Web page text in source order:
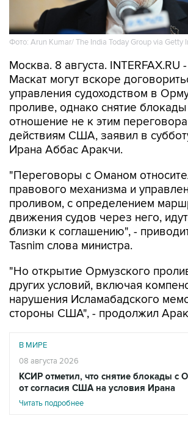
Фото: Arun Kumar/ The India Today Group via Getty
Москва. 8 августа. INTERFAX.RU
Маскат могут вскоре
управления судоходством в
проливе, однако снятие
отношение не к этим
действиям США, заявил в
Ирана Аббас Аракчи.
"Переговоры с Оманом
правового механизма и
проливом, с определением
движения судов через него,
близки к соглашению", -
Tasnim слова министра.
"Но открытие Ормузского
других условий, включая
нарушения Исламабадского
стороны США", - продолжил
В МИРЕ
08 августа 2026
КСИР отметил, что снятие блокады с
от согласия США на условия Ирана
Читать подробнее